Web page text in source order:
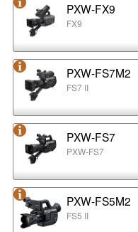
PXW-FX9
FX9
PXW-FS7M2
FS7 II
PXW-FS7
PXW-FS7
PXW-FS5M2
FS5 II